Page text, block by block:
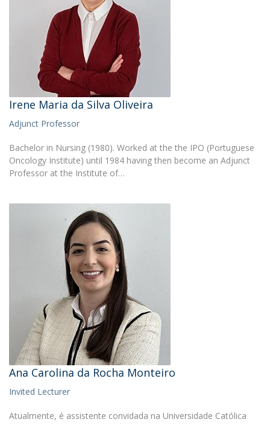
Irene Maria da Silva Oliveira
Adjunct Professor
Bachelor in Nursing (1980). Worked at the the IPO (Portuguese
Oncology Institute) until 1984 having then become an Adjunct
Professor at the Institute of…
Ana Carolina da Rocha Monteiro
Invited Lecturer
Atualmente, é assistente convidada na Universidade Católica